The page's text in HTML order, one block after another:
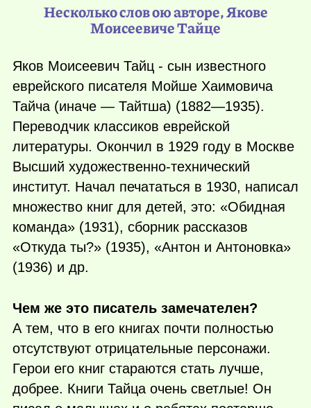
Несколько слов ою авторе, Якове
Моисеевиче Тайце
Яков Моисеевич Тайц - сын известного
еврейского писателя Мойше Хаимовича
Тайча (иначе — Тайтша) (1882—1935).
Переводчик классиков еврейской
литературы. Окончил в 1929 году в Москве
Высший художественно-технический
институт. Начал печататься в 1930, написал
множество книг для детей, это: «Обидная
команда» (1931), сборник рассказов
«Откуда ты?» (1935), «Антон и Антоновка»
(1936) и др.
Чем же это писатель замечателен?
А тем, что в его книгах почти полностью
отсутствуют отрицательные персонажи.
Герои его книг стараются стать лучше,
добрее. Книги Тайца очень светлые! Он